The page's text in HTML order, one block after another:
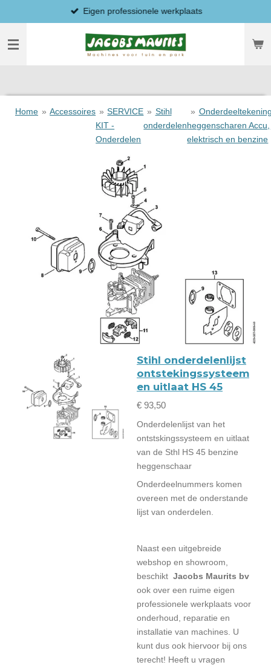
direct
naar
hoofdinhoud
Eigen professionele werkplaats
Home » Accessoires » SERVICE
KIT -
Onderdelen
» Stihl
onderdelen
»
heggenscharen Accu,
elektrisch en benzine
Stihl onderdelenlijst
ontstekingssysteem
en uitlaat HS 45
€ 93,50
Onderdelenlijst van het
ontstskingssysteem en uitlaat
van de Sthl HS 45 benzine
heggenschaar
Onderdeelnummers komen
overeen met de onderstande
lijst van onderdelen.
Naast een uitgebreide
webshop en showroom,
beschikt Jacobs Maurits bv
ook over een ruime eigen
professionele werkplaats voor
onderhoud, reparatie en
installatie van machines. U
kunt dus ook hiervoor bij ons
terecht! Heeft u vragen